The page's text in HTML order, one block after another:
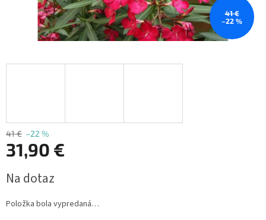
41 €
–22 %
41 € –22 %
31,90 €
cena:
Na dotaz
Položka bola vypredaná…